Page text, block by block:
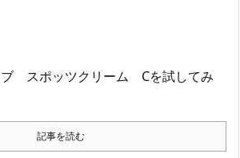
スポッツクリーム Cを試してみ
記事を読む